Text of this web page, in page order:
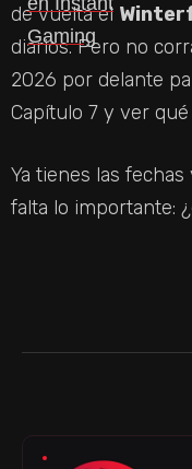
de vuelta el
diarios. Pero no
2026 por delante
Capítulo 7 y ver
Ya tienes las
falta lo importante: